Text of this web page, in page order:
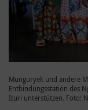
Munguryek und andere
Entbindungsstation des
Ituri unterstützen. Foto: